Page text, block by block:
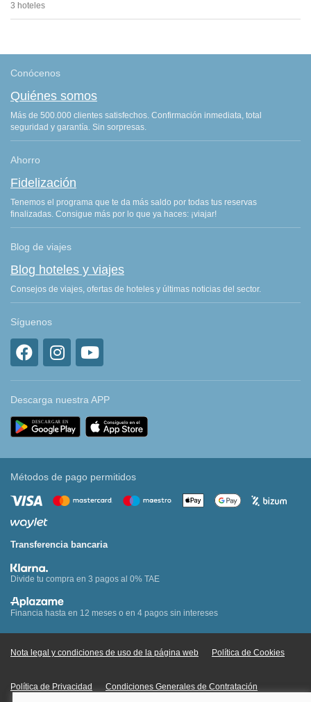
3 hoteles
Conócenos
Quiénes somos
Más de 500.000 clientes satisfechos. Confirmación inmediata, total
seguridad y garantía. Sin sorpresas.
Ahorro
Fidelización
Tenemos el programa que te da más saldo por todas tus reservas
finalizadas. Consigue más por lo que ya haces: ¡viajar!
Blog de viajes
Blog hoteles y viajes
Consejos de viajes, ofertas de hoteles y últimas noticias del sector.
Síguenos
Descarga nuestra APP
Métodos de pago permitidos
Transferencia bancaria
Divide tu compra en 3 pagos al 0% TAE
Financia hasta en 12 meses o en 4 pagos sin intereses
Nota legal y condiciones de uso de la página web Política de Cookies
Política de Privacidad Condiciones Generales de Contratación